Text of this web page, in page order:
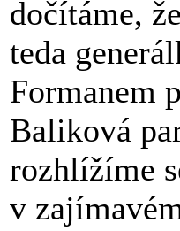
dočítáme,
teda
Formanem
Baliková
rozhlížíme
v